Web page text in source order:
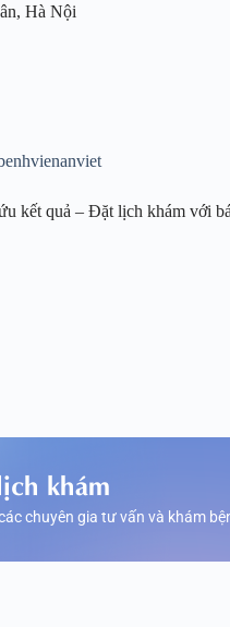
Hà Nội
kết quả – Đặt lịch khám với
khám
chuyên gia tư vấn và khám